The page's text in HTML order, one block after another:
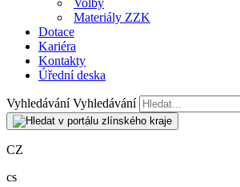
Volby
Materiály ZZK
Dotace
Kariéra
Kontakty
Úřední deska
Vyhledávání Vyhledávání
CZ
cs